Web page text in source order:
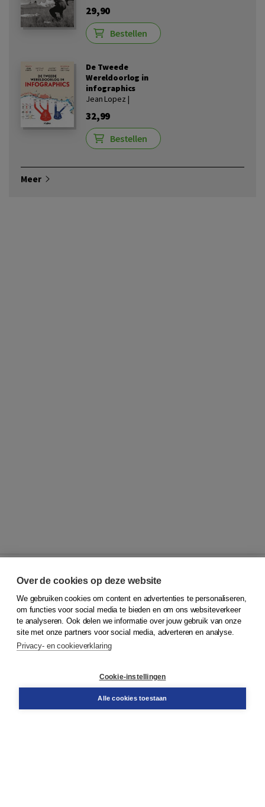
29,90
Bestellen
De Tweede
Wereldoorlog in
infographics
Jean Lopez |
32,99
Bestellen
Meer
© 2026Koninklijke Boom uitgevers
Klantenservice
Service & informatie
Contact
Over de cookies op deze website
We gebruiken cookies om content en advertenties te personaliseren,
om functies voor social media te bieden en om ons websiteverkeer
te analyseren. Ook delen we informatie over jouw gebruik van onze
site met onze partners voor social media, adverteren en analyse.
Privacy- en cookieverklaring
Cookie-instellingen
Alle cookies toestaan